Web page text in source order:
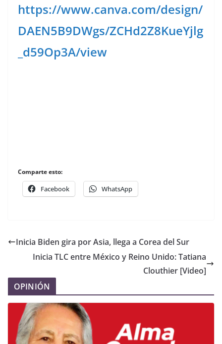
https://www.canva.com/design/
DAEN5B9DWgs/ZCHd2Z8KueYjlg
_d59Op3A/view
Comparte esto:
Facebook WhatsApp
Inicia Biden gira por Asia, llega a Corea del Sur
Inicia TLC entre México y Reino Unido: Tatiana
Clouthier [Video]
OPINIÓN